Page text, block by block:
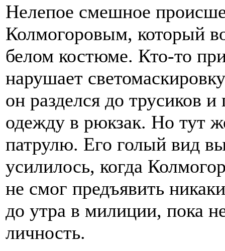
Нелепое смешное
Колмогоровым, который
белом костюме. Кто-то
нарушает
он разделся до трусиков
одежду в рюкзак. Но тут
патрулю. Его голый вид
усилилось, когда
не смог предъявить
до утра в милиции, пока
личность.